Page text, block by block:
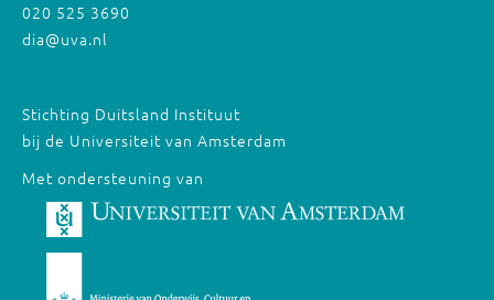
020 525 3690
dia@uva.nl
Stichting Duitsland Instituut
bij de Universiteit van Amsterdam
Met ondersteuning van